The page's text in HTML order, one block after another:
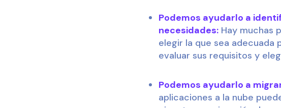
Podemos ayudarlo a
necesidades: Hay muchas
elegir la que sea adecuada
evaluar sus requisitos y
Podemos ayudarlo a
aplicaciones a la nube